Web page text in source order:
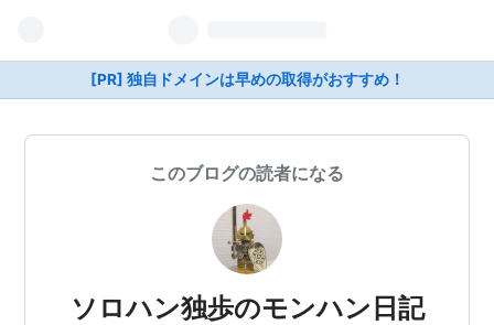
[PR] 独自ドメインは早めの取得がおすすめ！
このブログの読者になる
ソロハン独歩のモンハン日記